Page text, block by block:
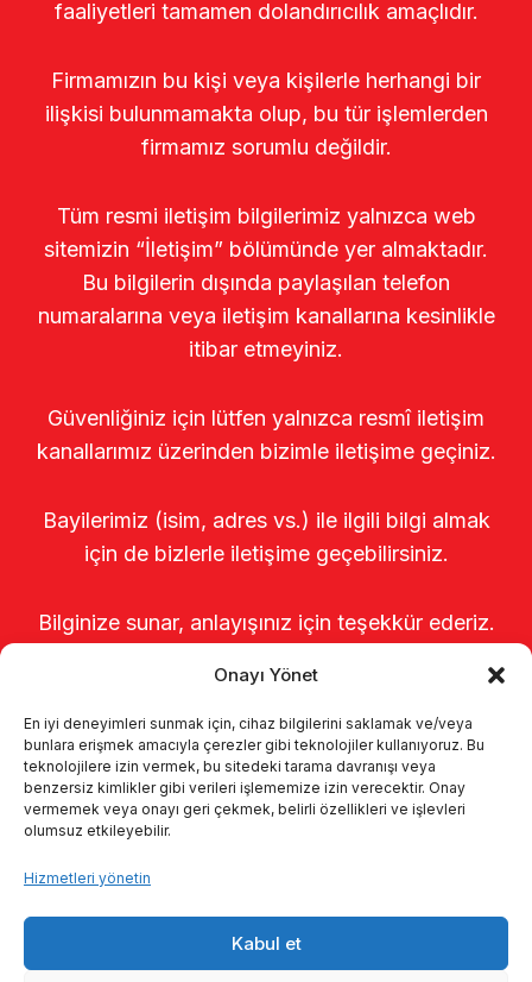
Onayı Yönet
En iyi deneyimleri sunmak için, cihaz bilgilerini saklamak ve/veya
bunlara erişmek amacıyla çerezler gibi teknolojiler kullanıyoruz. Bu
teknolojilere izin vermek, bu sitedeki tarama davranışı veya
benzersiz kimlikler gibi verileri işlememize izin verecektir. Onay
vermemek veya onayı geri çekmek, belirli özellikleri ve işlevleri
olumsuz etkileyebilir.
Hizmetleri yönetin
Kabul et
faaliyetleri tamamen dolandırıcılık amaçlıdır.
Firmamızın bu kişi veya kişilerle herhangi bir
ilişkisi bulunmamakta olup, bu tür işlemlerden
firmamız sorumlu değildir.
Tüm resmi iletişim bilgilerimiz yalnızca web
sitemizin “İletişim” bölümünde yer almaktadır.
Bu bilgilerin dışında paylaşılan telefon
numaralarına veya iletişim kanallarına kesinlikle
itibar etmeyiniz.
Güvenliğiniz için lütfen yalnızca resmî iletişim
kanallarımız üzerinden bizimle iletişime geçiniz.
Bayilerimiz (isim, adres vs.) ile ilgili bilgi almak
için de bizlerle iletişime geçebilirsiniz.
Bilginize sunar, anlayışınız için teşekkür ederiz.
Kalite politikamız